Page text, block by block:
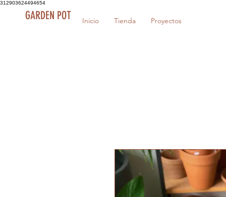
312903624494654
GARDEN POT Inicio Tienda Proyectos